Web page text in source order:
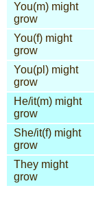
You(m) might
grow
You(f) might
grow
You(pl) might
grow
He/it(m) might
grow
She/it(f) might
grow
They might
grow